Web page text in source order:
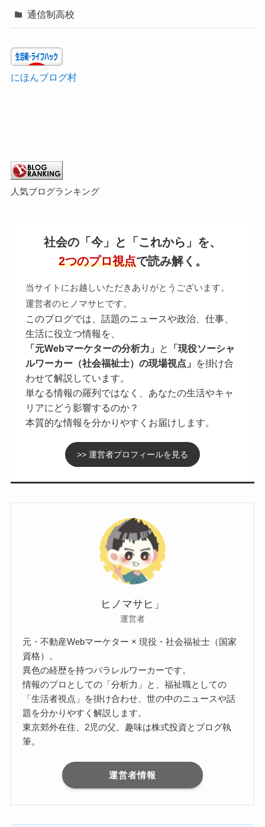
通信制高校
にほんブログ村
人気ブログランキング
社会の「今」と「これから」を、
2つのプロ視点で読み解く。
当サイトにお越しいただきありがとうございます。
運営者のヒノマサヒです。
このブログでは、話題のニュースや政治、仕事、
生活に役立つ情報を、
「元Webマーケターの分析力」
と
「現役ソーシャ
ルワーカー（社会福祉士）の現場視点」
を掛け合
わせて解説しています。
単なる情報の羅列ではなく、あなたの生活やキャ
リアにどう影響するのか？
本質的な情報を分かりやすくお届けします。
>> 運営者プロフィールを見る
ヒノマサヒ」
運営者
元・不動産Webマーケター × 現役・社会福祉士（国家
資格）。
異色の経歴を持つパラレルワーカーです。
情報のプロとしての「分析力」と、福祉職としての
「生活者視点」を掛け合わせ、世の中のニュースや話
題を分かりやすく解説します。
東京郊外在住、2児の父。趣味は株式投資とブログ執
筆。
運営者情報